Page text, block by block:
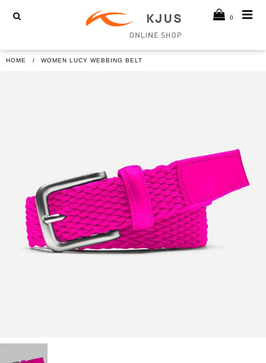
0
HOME WOMEN LUCY WEBBING BELT